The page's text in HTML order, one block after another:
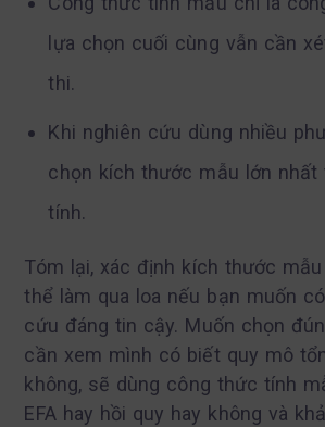
lựa chọn cuối cùng vẫn cần
thi.
Khi nghiên cứu dùng nhiều
chọn kích thước mẫu lớn nhất
tính.
Tóm lại, xác định kích thước
thể làm qua loa nếu bạn muốn
cứu đáng tin cậy. Muốn chọn
cần xem mình có biết quy mô
không, sẽ dùng công thức tính
EFA hay hồi quy hay không và